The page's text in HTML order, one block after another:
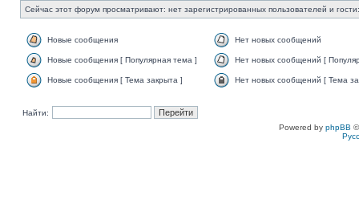
Сейчас этот форум просматривают: нет зарегистрированных пользователей и
Новые сообщения Нет новых сообщений
Новые сообщения [ Популярная тема ] Нет новых сообщений [
Новые сообщения [ Тема закрыта ] Нет новых сообщений [ Тема
Найти:
Powered by phpBB